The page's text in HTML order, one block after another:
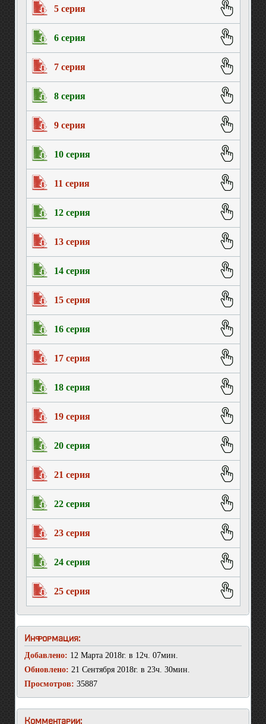
5 серия
6 серия
7 серия
8 серия
9 серия
10 серия
11 серия
12 серия
13 серия
14 серия
15 серия
16 серия
17 серия
18 серия
19 серия
20 серия
21 серия
22 серия
23 серия
24 серия
25 серия
Информация:
Добавлено: 12 Марта 2018г. в 12ч. 07мин.
Обновлено: 21 Сентября 2018г. в 23ч. 30мин.
Просмотров: 35887
Комментарии: